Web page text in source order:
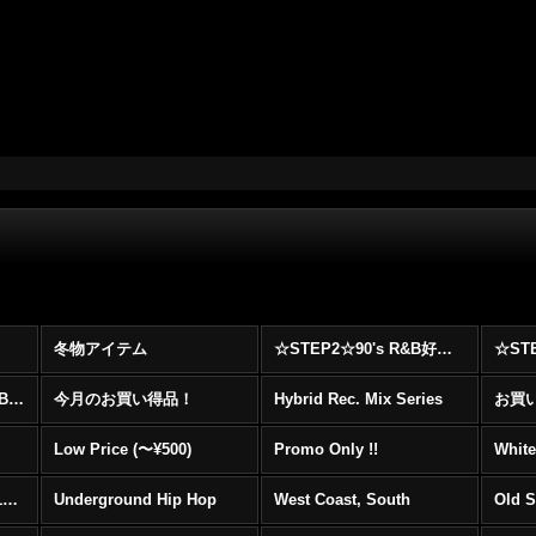
冬物アイテム ☆STEP2☆90's R&B好きに自信を持ってオススメ出来る00's R&B Best 100 !!!
☆☆☆☆☆レア00's R&B Promo Only盤特集！！☆☆☆☆☆ 今月のお買い得品！ Hybrid Rec. Mix Series お買
Low Price (〜¥500) Promo Only !!
Mainstream Hip Hop (1990〜1999) Underground Hip Hop West Coast, South Old